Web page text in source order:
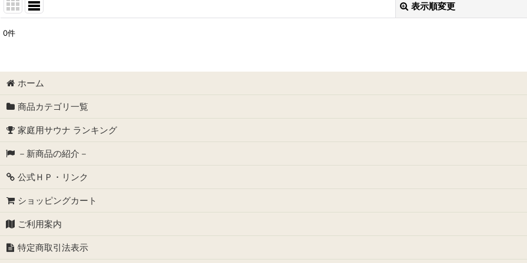
表示順変更
表示数
並び順:
0件
ホーム
商品カテゴリ一覧
家庭用サウナ ランキング
－新商品の紹介－
公式ＨＰ・リンク
ショッピングカート
ご利用案内
特定商取引法表示